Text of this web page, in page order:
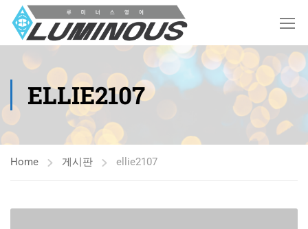
ELLIE2107
Home 게시판 ellie2107